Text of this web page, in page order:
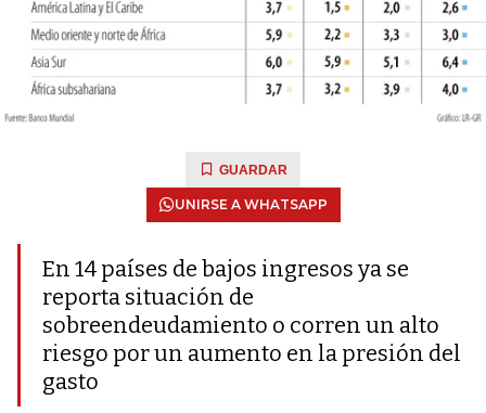
GUARDAR
UNIRSE A WHATSAPP
En 14 países de bajos ingresos ya se
reporta situación de
sobreendeudamiento o corren un alto
riesgo por un aumento en la presión del
gasto